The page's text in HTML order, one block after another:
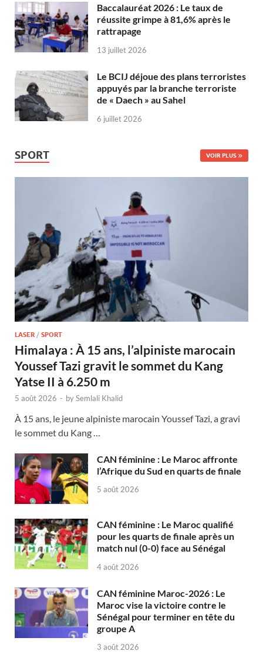
Baccalauréat 2026 : Le taux de
réussite grimpe à 81,6% après le
rattrapage
13 juillet 2026
Le BCIJ déjoue des plans terroristes
appuyés par la branche terroriste
de « Daech » au Sahel
6 juillet 2026
SPORT VOIR PLUS
LASER / SPORT
Himalaya : À 15 ans, l’alpiniste marocain
Youssef Tazi gravit le sommet du Kang
Yatse II à 6.250 m
5 août 2026 - bySemlali Khalid
À 15 ans, le jeune alpiniste marocain Youssef Tazi, a gravi
le sommet du Kang …
CAN féminine : Le Maroc affronte
l’Afrique du Sud en quarts de finale
5 août 2026
CAN féminine : Le Maroc qualifié
pour les quarts de finale après un
match nul (0-0) face au Sénégal
4 août 2026
CAN féminine Maroc-2026 : Le
Maroc vise la victoire contre le
Sénégal pour terminer en tête du
groupe A
3 août 2026